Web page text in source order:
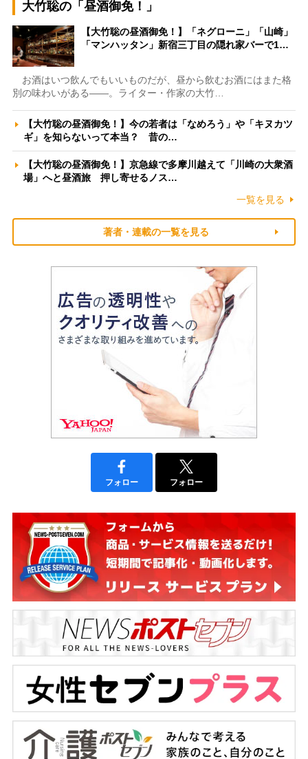
大竹聡の「昼酒御免！」
【大竹聡の昼酒御免！】「ネグローニ」「山崎」
「マンハッタン」新宿三丁目の隠れ家バーで1…
お酒はいつ飲んでもいいものだが、昼から飲むお酒にはまた格
別の味わいがある――。ライター・作家の大竹…
【大竹聡の昼酒御免！】今の若者は「なめろう」や「キヌカツ
ギ」を知らないって本当？ 昔の…
【大竹聡の昼酒御免！】京急線で多摩川越えて「川崎の大衆酒
場」へと昼酒旅 押し寄せるノス…
一覧を見る
著者・連載の一覧を見る
フォロー フォロー